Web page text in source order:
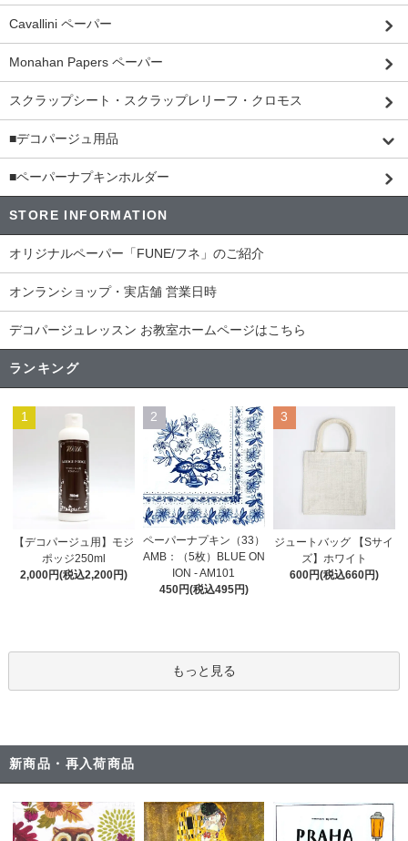
Cavallini ペーパー
Monahan Papers ペーパー
スクラップシート・スクラップレリーフ・クロモス
■デコパージュ用品
■ペーパーナプキンホルダー
STORE INFORMATION
オリジナルペーパー「FUNE/フネ」のご紹介
オンランショップ・実店舗 営業日時
デコパージュレッスン お教室ホームページはこちら
ランキング
1
【デコパージュ用】モジ
ポッジ250ml
2,000円(税込2,200円)
2
ペーパーナプキン（33）
AMB：（5枚）BLUE ON
ION - AM101
450円(税込495円)
3
ジュートバッグ 【Sサイ
ズ】ホワイト
600円(税込660円)
もっと見る
新商品・再入荷商品